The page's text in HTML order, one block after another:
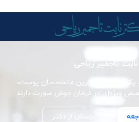
تاجمیر ریاحی
یکی از برجسته‌ترین متخصصان پوست،
ویژه‌ای در درمان جوش صورت دارند
پرسش از دکتر